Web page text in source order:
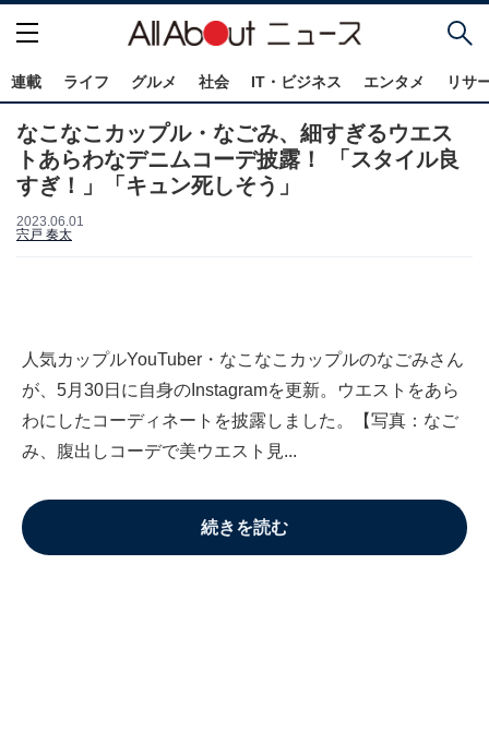
連載 ライフ グルメ 社会 IT・ビジネス エンタメ リサ
なこなこカップル・なごみ、細すぎるウエス
トあらわなデニムコーデ披露！ 「スタイル良
すぎ！」「キュン死しそう」
2023.06.01
宍戸 奏太
人気カップルYouTuber・なこなこカップルのなごみさん
が、5月30日に自身のInstagramを更新。ウエストをあら
わにしたコーディネートを披露しました。【写真：なご
み、腹出しコーデで美ウエスト見...
続きを読む